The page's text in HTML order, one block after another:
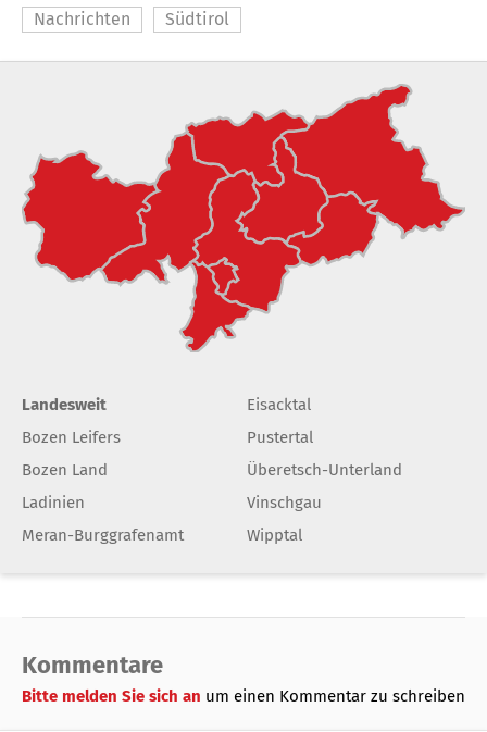
Nachrichten
Südtirol
Landesweit
Bozen Leifers
Bozen Land
Ladinien
Meran-Burggrafenamt
Eisacktal
Pustertal
Überetsch-Unterland
Vinschgau
Wipptal
Kommentare
Bitte melden Sie sich an um einen Kommentar zu schreiben